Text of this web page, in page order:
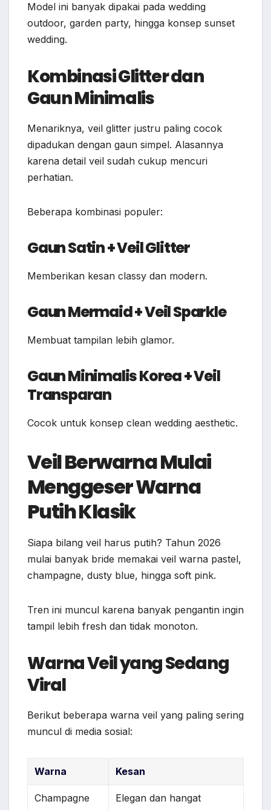
Model ini banyak dipakai pada wedding
outdoor, garden party, hingga konsep sunset
wedding.
Kombinasi Glitter dan
Gaun Minimalis
Menariknya, veil glitter justru paling cocok
dipadukan dengan gaun simpel. Alasannya
karena detail veil sudah cukup mencuri
perhatian.
Beberapa kombinasi populer:
Gaun Satin + Veil Glitter
Memberikan kesan classy dan modern.
Gaun Mermaid + Veil Sparkle
Membuat tampilan lebih glamor.
Gaun Minimalis Korea + Veil
Transparan
Cocok untuk konsep clean wedding aesthetic.
Veil Berwarna Mulai
Menggeser Warna
Putih Klasik
Siapa bilang veil harus putih? Tahun 2026
mulai banyak bride memakai veil warna pastel,
champagne, dusty blue, hingga soft pink.
Tren ini muncul karena banyak pengantin ingin
tampil lebih fresh dan tidak monoton.
Warna Veil yang Sedang
Viral
Berikut beberapa warna veil yang paling sering
muncul di media sosial:
Warna Kesan
Champagne Elegan dan hangat